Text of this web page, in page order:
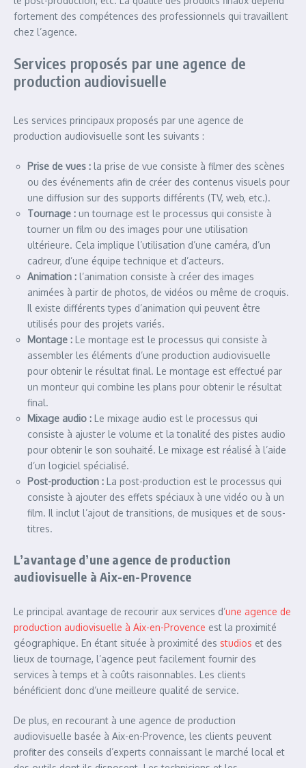
fortement des compétences des professionnels qui travaillent
chez l’agence.
Services proposés par une agence de
production audiovisuelle
Les services principaux proposés par une agence de
production audiovisuelle sont les suivants :
Prise de vues : la prise de vue consiste à filmer des scènes
ou des événements afin de créer des contenus visuels pour
une diffusion sur des supports différents (TV, web, etc.).
Tournage : un tournage est le processus qui consiste à
tourner un film ou des images pour une utilisation
ultérieure. Cela implique l’utilisation d’une caméra, d’un
cadreur, d’une équipe technique et d’acteurs.
Animation : l’animation consiste à créer des images
animées à partir de photos, de vidéos ou même de croquis.
Il existe différents types d’animation qui peuvent être
utilisés pour des projets variés.
Montage : Le montage est le processus qui consiste à
assembler les éléments d’une production audiovisuelle
pour obtenir le résultat final. Le montage est effectué par
un monteur qui combine les plans pour obtenir le résultat
final.
Mixage audio : Le mixage audio est le processus qui
consiste à ajuster le volume et la tonalité des pistes audio
pour obtenir le son souhaité. Le mixage est réalisé à l’aide
d’un logiciel spécialisé.
Post-production : La post-production est le processus qui
consiste à ajouter des effets spéciaux à une vidéo ou à un
film. Il inclut l’ajout de transitions, de musiques et de sous-
titres.
L’avantage d’une agence de production
audiovisuelle à Aix-en-Provence
Le principal avantage de recourir aux services d’une agence de
production audiovisuelle à Aix-en-Provence est la proximité
géographique. En étant située à proximité des studios et des
lieux de tournage, l’agence peut facilement fournir des
services à temps et à coûts raisonnables. Les clients
bénéficient donc d’une meilleure qualité de service.
De plus, en recourant à une agence de production
audiovisuelle basée à Aix-en-Provence, les clients peuvent
profiter des conseils d’experts connaissant le marché local et